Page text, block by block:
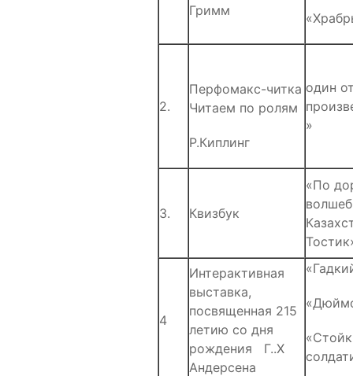
Гримм
2.
Перфомакс-читка
Читаем по ролям
Р.Киплинг
один
»
3. Квизбук
«По
4
Интерактивная
выставка,
посвященная 215
летию со дня
рождения Г..Х
Андерсена